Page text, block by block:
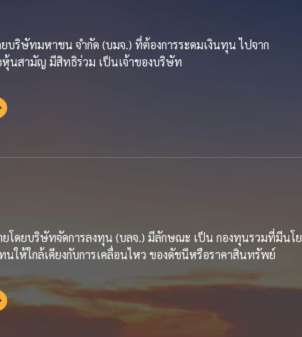
บริษัทมหาชน จำกัด (บมจ.) ที่ต้องการระดมเงินทุน ไปจาก
นสามัญ มีสิทธิร่วม เป็นเจ้าของบริษัท
โดยบริษัทจัดการลงทุน (บลจ.) มีลักษณะ เป็น กองทุนรวมที่มีนโย
ให้ใกล้เคียงกับการเคลื่อนไหว ของดัชนีหรือราคาสินทรัพย์